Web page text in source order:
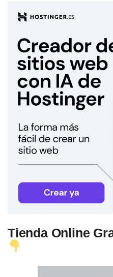
Tienda Online